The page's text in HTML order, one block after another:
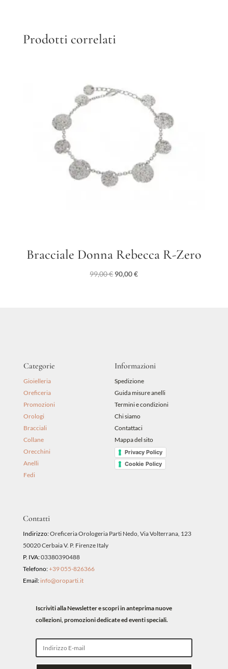
Prodotti correlati
Bracciale Donna Rebecca R-Zero
99,00€ Il
90,00€Il
Categorie
Gioielleria
Oreficeria
Promozioni
Orologi
Bracciali
Collane
Orecchini
Anelli
Fedi
Informazioni
Spedizione
Guida misure anelli
Termini e condizioni
Chi siamo
Contattaci
Mappa del sito
Privacy Policy
Cookie Policy
Contatti
Indirizzo:Oreficeria Orologeria Parti Nedo, Via Volterrana, 123
50020 Cerbaia V. P. Firenze Italy
P. IVA:03380390488
Telefono:+39 055-826366
Email: info@oroparti.it
Iscriviti alla Newsletter e scopri in anteprima nuove
collezioni, promozioni dedicate ed eventi speciali.